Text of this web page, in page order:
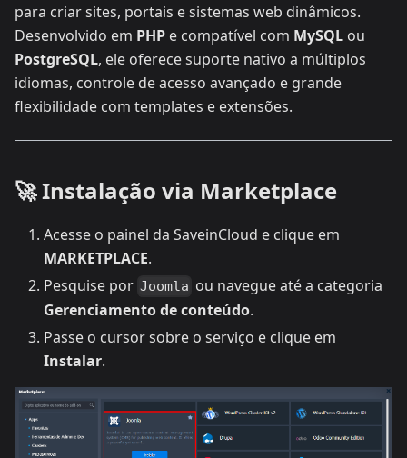
para criar sites, portais e sistemas web dinâmicos.
Desenvolvido em PHP e compatível com MySQL ou
PostgreSQL, ele oferece suporte nativo a múltiplos
idiomas, controle de acesso avançado e grande
flexibilidade com templates e extensões.
🚀 Instalação via Marketplace
Acesse o painel da SaveinCloud e clique em
MARKETPLACE.
Pesquise por Joomla ou navegue até a categoria
Gerenciamento de conteúdo.
Passe o cursor sobre o serviço e clique em
Instalar.